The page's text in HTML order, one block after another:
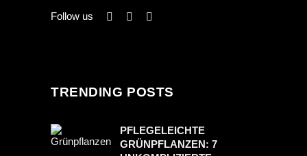
Follow us
TRENDING POSTS
PFLEGELEICHTE
GRÜNPFLANZEN: 7